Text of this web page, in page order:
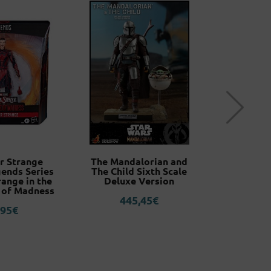
Strange
Series
in the
Madness
€
The Mandalorian and
The Child Sixth Scale
Deluxe Version
445,45€